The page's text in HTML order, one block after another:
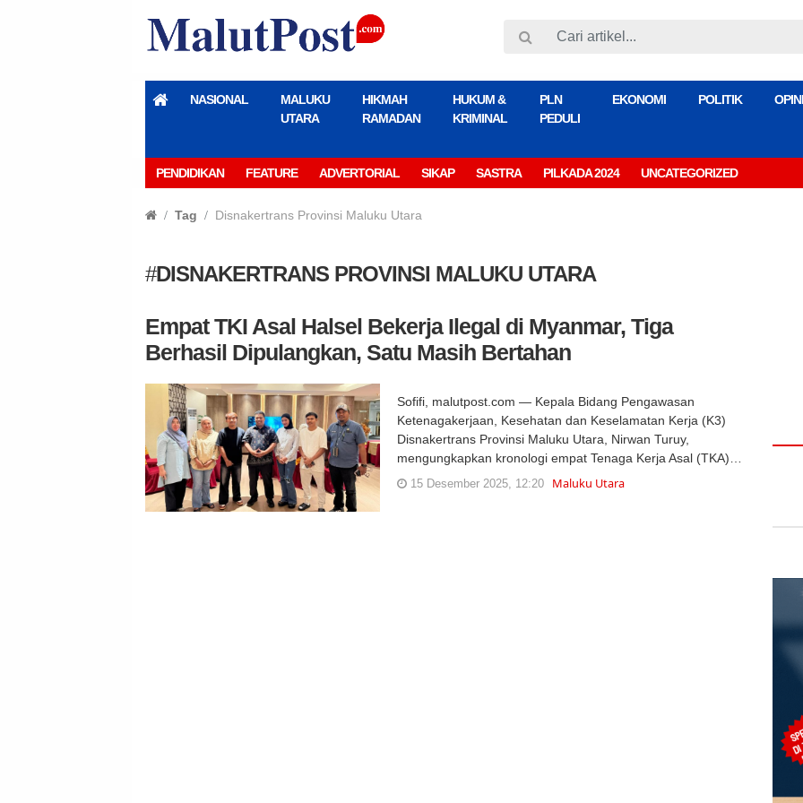
NASIONAL
MALUKU
UTARA
HIKMAH
RAMADAN
HUKUM &
KRIMINAL
PLN
PEDULI
EKONOMI POLITIK OPINI
PENDIDIKAN FEATURE ADVERTORIAL SIKAP SASTRA PILKADA 2024 UNCATEGORIZED
Tag Disnakertrans Provinsi Maluku Utara
#DISNAKERTRANS PROVINSI MALUKU UTARA
Empat TKI Asal Halsel Bekerja Ilegal di Myanmar, Tiga
Berhasil Dipulangkan, Satu Masih Bertahan
Sofifi, malutpost.com — Kepala Bidang Pengawasan
Ketenagakerjaan, Kesehatan dan Keselamatan Kerja (K3)
Disnakertrans Provinsi Maluku Utara, Nirwan Turuy,
mengungkapkan kronologi empat Tenaga Kerja Asal (TKA)…
15 Desember 2025, 12:20 Maluku Utara